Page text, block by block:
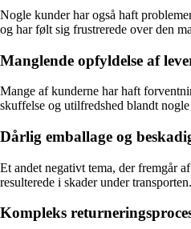
Nogle kunder har også haft
og har følt sig frustrerede over den
Manglende opfyldelse af
Mange af kunderne har haft
skuffelse og utilfredshed blandt
Dårlig emballage og
Et andet negativt tema, der fremgår
resulterede i skader under transporten.
Kompleks